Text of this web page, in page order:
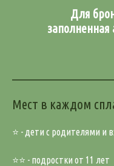
Для
заполненная
Мест в каждом
⭐️ - дети с родителями и
⭐️⭐️ - подростки от 11 лет